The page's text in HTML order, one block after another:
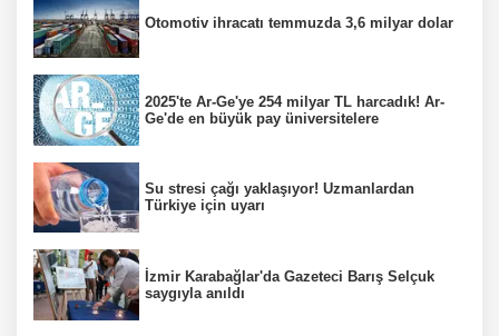
Otomotiv ihracatı temmuzda 3,6 milyar dolar
2025'te Ar-Ge'ye 254 milyar TL harcadık! Ar-
Ge'de en büyük pay üniversitelere
Su stresi çağı yaklaşıyor! Uzmanlardan
Türkiye için uyarı
İzmir Karabağlar'da Gazeteci Barış Selçuk
saygıyla anıldı